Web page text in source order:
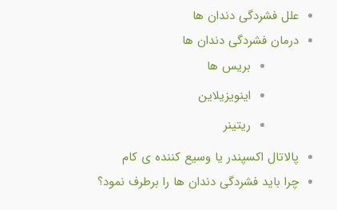
علل فشردگی دندان ها
درمان فشردگی دندان ها
بریس ها
اینویزیلاین
ریتینر
پالاتال اکسپندر یا وسیع کننده ی کام
چرا باید فشردگی دندان ها را برطرف نمود؟